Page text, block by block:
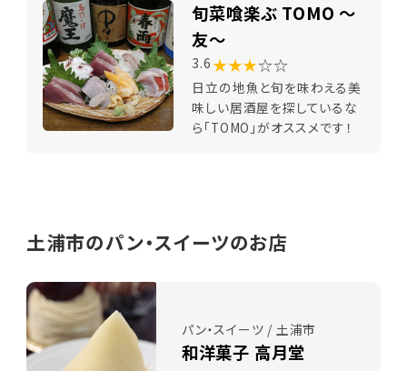
旬菜喰楽ぶ TOMO ～
友～
3.6 ★★★☆☆
日立の地魚と旬を味わえる美
味しい居酒屋を探しているな
ら「TOMO」がオススメです！
土浦市のパン・スイーツのお店
パン・スイーツ / 土浦市
和洋菓子 高月堂